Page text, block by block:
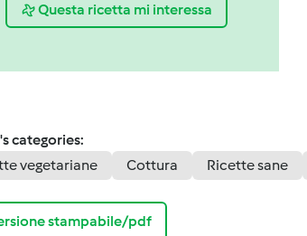
Questa ricetta mi interessa
categories:
vegetariane
Cottura Ricette sane
stampabile/pdf